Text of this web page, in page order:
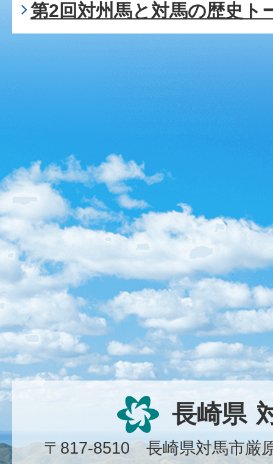
第2回対州馬と対馬の歴史ト
長崎県
〒817-8510 長崎県対馬市